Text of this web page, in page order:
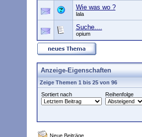
Wie was wo ?
lala
Suche....
opium
Anzeige-Eigenschaften
Zeige Themen 1 bis 25 von 96
Sortiert nach
Reihenfolge
Neue Beiträge